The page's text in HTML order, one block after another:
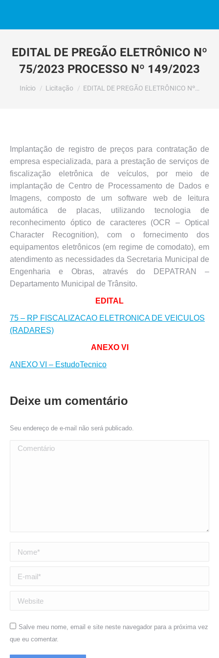
EDITAL DE PREGÃO ELETRÔNICO Nº
75/2023 PROCESSO Nº 149/2023
Você está aqui:
Início Licitação EDITAL DE PREGÃO ELETRÔNICO Nº…
Implantação de registro de preços para contratação de
empresa especializada, para a prestação de serviços de
fiscalização eletrônica de veículos, por meio de
implantação de Centro de Processamento de Dados e
Imagens, composto de um software web de leitura
automática de placas, utilizando tecnologia de
reconhecimento óptico de caracteres (OCR – Optical
Character Recognition), com o fornecimento dos
equipamentos eletrônicos (em regime de comodato), em
atendimento as necessidades da Secretaria Municipal de
Engenharia e Obras, através do DEPATRAN –
Departamento Municipal de Trânsito.
EDITAL
75 – RP FISCALIZACAO ELETRONICA DE VEICULOS
(RADARES)
ANEXO VI
ANEXO VI – EstudoTecnico
Deixe um comentário
Seu endereço de e-mail não será publicado.
Comentário
Nome *
E-mail *
Website
Salve meu nome, email e site neste navegador para a próxima vez
que eu comentar.